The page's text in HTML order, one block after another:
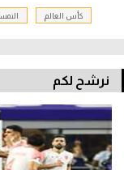
كأس العالم النمسا
نرشح لكم